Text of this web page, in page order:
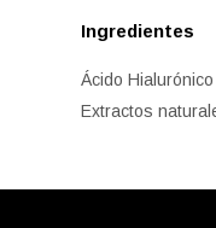
Ingredientes
Ácido Hialurónico
Extractos